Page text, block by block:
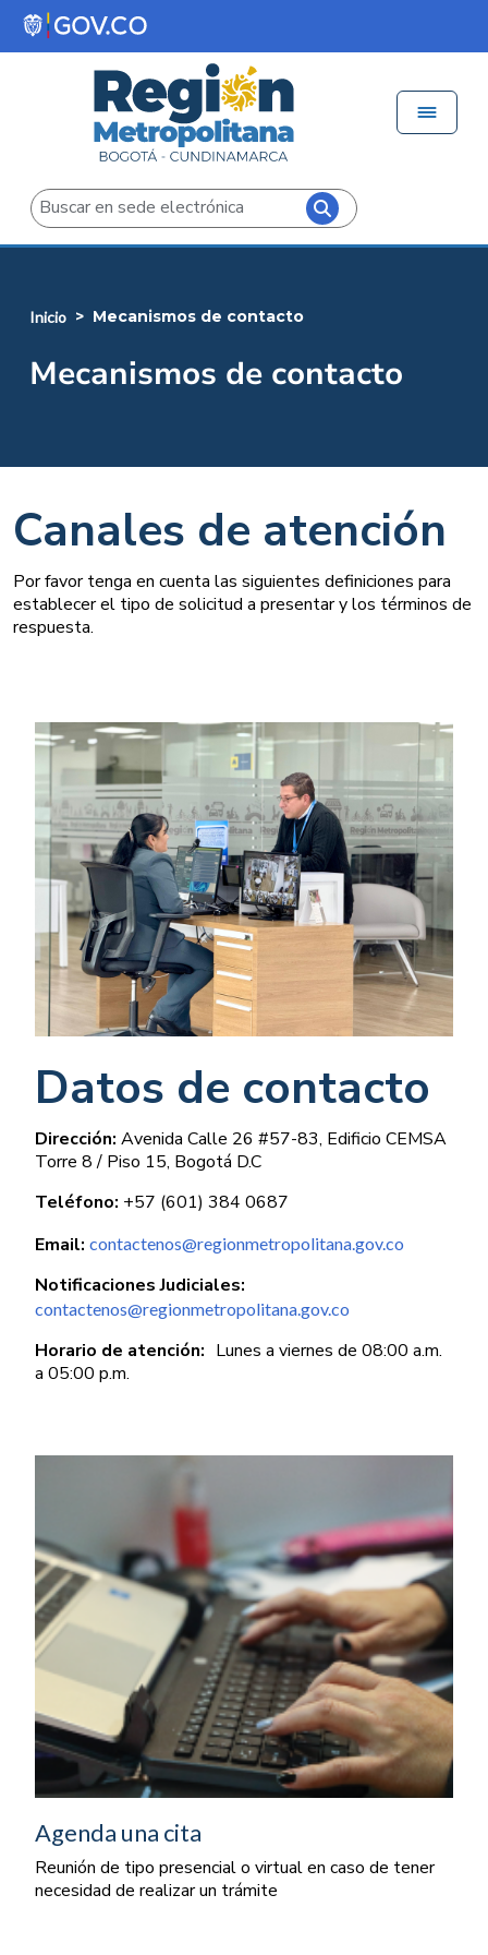
Pasar al contenido principal
Buscar
inicio mecanismos de contacto
Mecanismos de contacto
Canales de atención
Por favor tenga en cuenta las siguientes definiciones para
establecer el tipo de solicitud a presentar y los términos de
respuesta.
Datos de contacto
Dirección: Avenida Calle 26 #57-83, Edificio CEMSA
Torre 8 / Piso 15, Bogotá D.C
Teléfono: +57 (601) 384 0687
Email: contactenos@regionmetropolitana.gov.co
Notificaciones Judiciales:
contactenos@regionmetropolitana.gov.co
Horario de atención: Lunes a viernes de 08:00 a.m.
a 05:00 p.m.
Agenda una cita
Reunión de tipo presencial o virtual en caso de tener
necesidad de realizar un trámite